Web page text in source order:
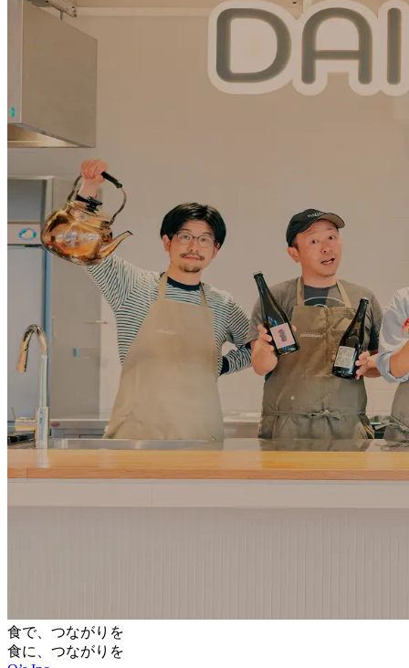
食で、つながりを
食に、つながりを